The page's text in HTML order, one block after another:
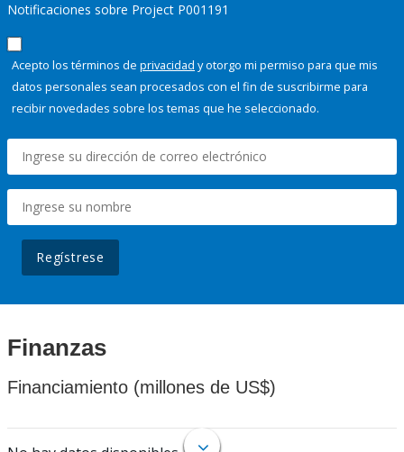
Notificaciones sobre Project P001191
Acepto los términos de privacidad y otorgo mi permiso para que mis
datos personales sean procesados con el fin de suscribirme para
recibir novedades sobre los temas que he seleccionado.
Regístrese
Finanzas
Financiamiento (millones de US$)